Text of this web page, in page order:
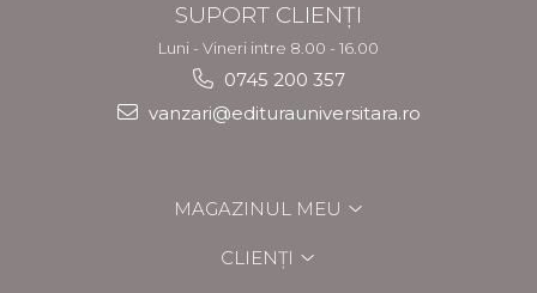
SUPORT CLIENȚI
Luni - Vineri intre 8.00 - 16.00
0745 200 357
vanzari@editurauniversitara.ro
MAGAZINUL MEU
CLIENȚI